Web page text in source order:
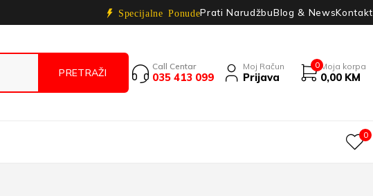
Specijalne PonudePrati NarudžbuBlog & NewsKontakt
Call Centar
035 413 099
Moj Račun
Prijava
0 Moja korpa
0,00 KM
0